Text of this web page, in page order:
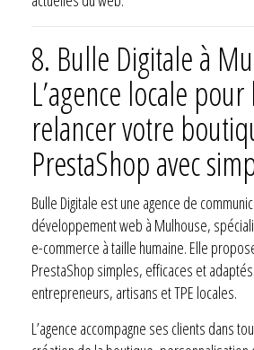
8. Bulle Digitale à
L’agence locale
relancer votre
PrestaShop avec
Bulle Digitale est une agence de
développement web à Mulhouse,
e-commerce à taille humaine. Elle
PrestaShop simples, efficaces et
entrepreneurs, artisans et TPE locales.
L’agence accompagne ses clients dans